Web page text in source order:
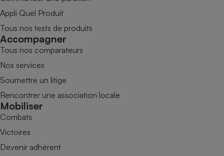
Appli Quel Produit
Tous nos tests de produits
Accompagner
Tous nos comparateurs
Nos services
Soumettre un litige
Rencontrer une association locale
Mobiliser
Combats
Victoires
Devenir adhérent